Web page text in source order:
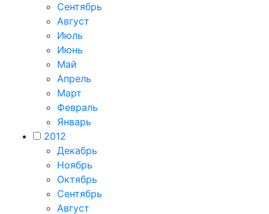
Сентябрь
Август
Июль
Июнь
Май
Апрель
Март
Февраль
Январь
2012
Декабрь
Ноябрь
Октябрь
Сентябрь
Август